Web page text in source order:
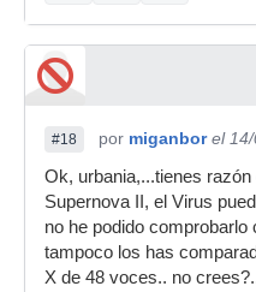
#18 por miganbor el
Ok, urbania,...tienes
Supernova II, el Virus
no he podido
tampoco los has
X de 48 voces.. no